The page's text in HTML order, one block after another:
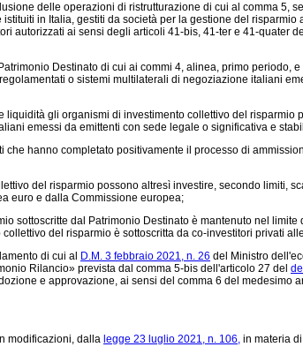
delle operazioni di ristrutturazione di cui al comma 5,
in Italia, gestiti da società per la gestione del
autorizzati ai sensi degli articoli 41-bis, 41-ter e 41-quater
Destinato di cui ai commi 4, alinea, primo periodo,
o sistemi multilaterali di negoziazione italiani
gli organismi di investimento collettivo del risparmio
emessi da emittenti con sede legale o significativa e
hanno completato positivamente il processo di
del risparmio possono altresì investire, secondo limiti,
euro e dalla Commissione europea;
dal Patrimonio Destinato è mantenuto nel
del risparmio è sottoscritta da co-investitori privati
di cui al D.M. 3 febbraio 2021, n. 26 del Ministro
Rilancio» prevista dal comma 5-bis dell'articolo 27 del
e approvazione, ai sensi del comma 6 del
modificazioni, dalla legge 23 luglio 2021, n. 106, in materia